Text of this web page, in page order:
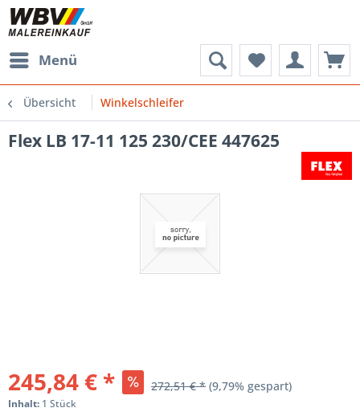
Menü
Übersicht Winkelschleifer
Flex LB 17-11 125 230/CEE 447625
245,84 € * 272,51 € * (9,79% gespart)
Inhalt: 1 Stück